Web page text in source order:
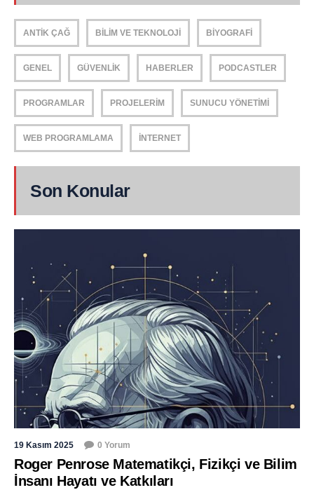
ANTIK ÇAĞ BILIM VE TEKNOLOJI BIYOGRAFI
GENEL GÜVENLIK HABERLER PODCASTLER
PROGRAMLAR PROJELERIM SUNUCU YÖNETIMI
WEB PROGRAMLAMA İNTERNET
Son Konular
19 Kasım 2025 0 Yorum
Roger Penrose Matematikçi, Fizikçi ve Bilim
İnsanı Hayatı ve Katkıları